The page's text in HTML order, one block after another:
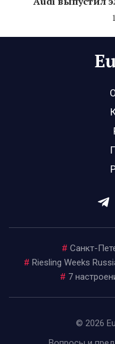
# Санкт-
# Riesling Weeks
# 7
© 2026